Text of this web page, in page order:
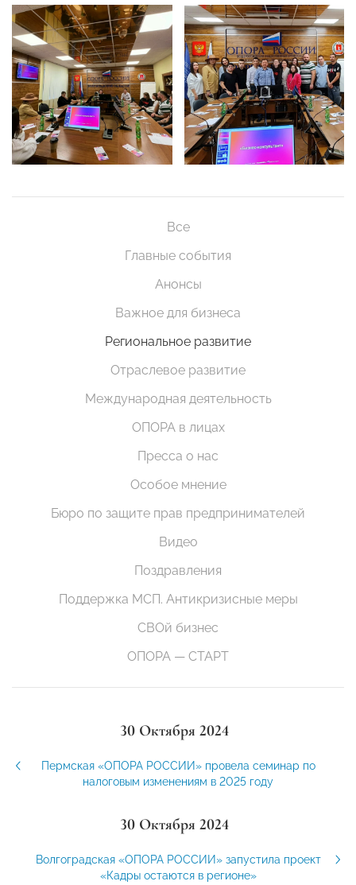
Все
Главные события
Анонсы
Важное для бизнеса
Региональное развитие
Отраслевое развитие
Международная деятельность
ОПОРА в лицах
Пресса о нас
Особое мнение
Бюро по защите прав предпринимателей
Видео
Поздравления
Поддержка МСП. Антикризисные меры
СВОй бизнес
ОПОРА — СТАРТ
30 Октября 2024
Пермская «ОПОРА РОССИИ» провела семинар по
налоговым изменениям в 2025 году
30 Октября 2024
Волгоградская «ОПОРА РОССИИ» запустила проект
«Кадры остаются в регионе»